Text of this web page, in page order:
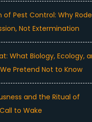
of Pest Control: Why
Not Extermination
What Biology, Ecology,
Pretend Not to Know
and the Ritual of
to Wake